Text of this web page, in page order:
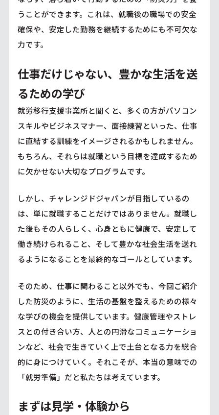
うことができます。これは、就職後の職場での安全
確保や、安定した勤務を継続するためにも不可欠な
力です。
仕事だけじゃない、豊かな生活を送
るための学び
就労移行支援事業所と聞くと、多くの方がパソコン
スキルやビジネスマナー、面接練習といった、仕事
に直結する訓練をイメージされるかもしれません。
もちろん、それらは就職という目標を達成するため
に欠かせない大切なプログラムです。
しかし、チャレンジドジャパンが目指しているの
は、単に就職することだけではありません。就職し
た後もその人らしく、心身ともに健康で、安定して
働き続けられること、そして豊かな社会生活を送れ
るようになることを最終的なゴールとしています。
そのため、仕事に関わること以外でも、今回ご紹介
した防災のように、生活の基盤を整えるための様々
な学びの機会を提供しています。健康管理やストレ
スとの付き合い方、人との円滑なコミュニケーショ
ンなど、社会で生きていく上で土台となる力を総合
的に身につけていく。それこそが、本当の意味での
「就労準備」だと私たちは考えています。
まずは見学・体験から